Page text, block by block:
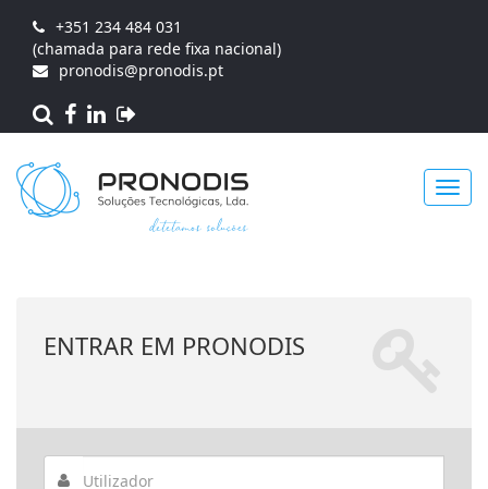
+351 234 484 031
(chamada para rede fixa nacional)
pronodis@pronodis.pt
ENTRAR EM PRONODIS